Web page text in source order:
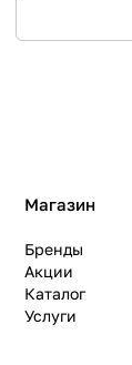
Магазин
Бренды
Акции
Каталог
Услуги